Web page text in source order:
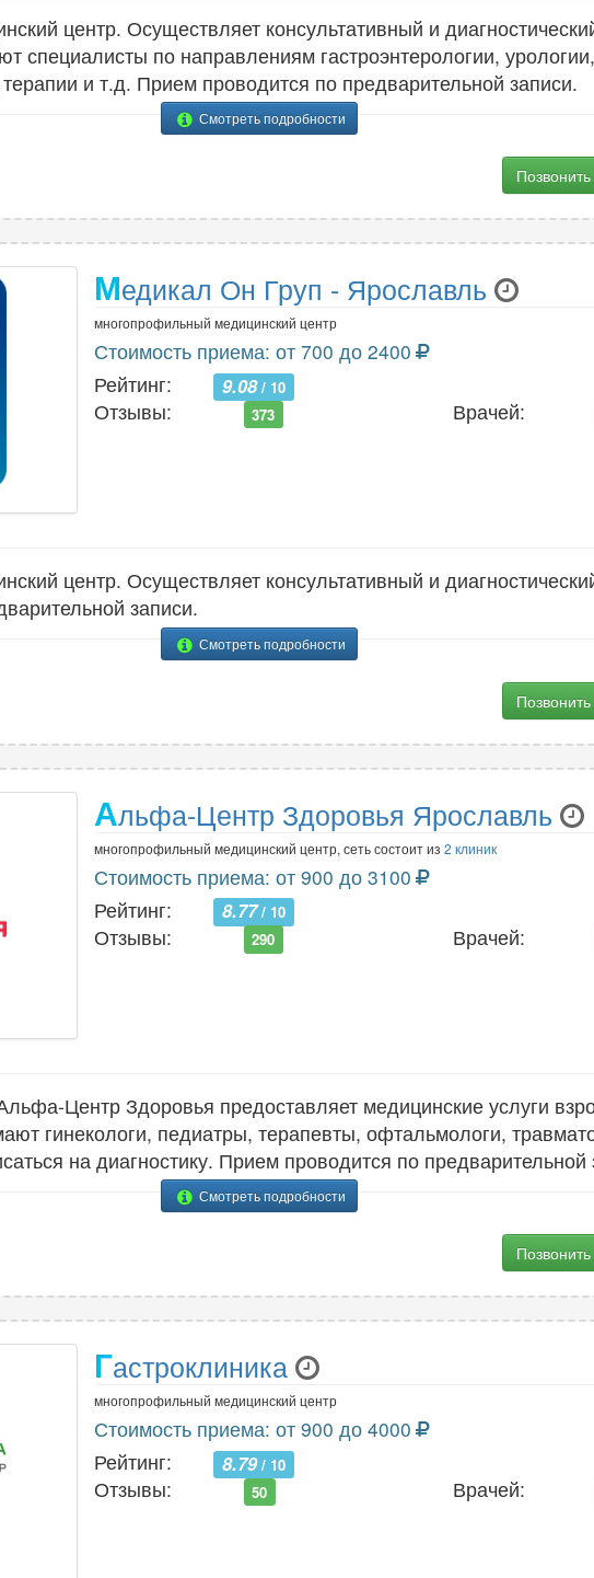
центр. Осуществляет консультативный и
специалисты по направлениям гастроэнтерологии,
и т.д. Прием проводится по предварительной записи.
Смотреть подробности
Медикал Он Груп - Ярославль
многопрофильный медицинский центр
Стоимость приема: от 700 до 2400
Рейтинг:
9.08/ 10
Отзывы: 373 Врачей:
центр. Осуществляет консультативный и
записи.
Смотреть подробности
Альфа-Центр Здоровья Ярославль
многопрофильный медицинский центр, сеть состоит из 2 клиник
Стоимость приема: от 900 до 3100
Рейтинг:
8.77/ 10
Отзывы: 290 Врачей:
Центр Здоровья предоставляет медицинские услуги
гинекологи, педиатры, терапевты, офтальмологи,
на диагностику. Прием проводится по предварительной
Смотреть подробности
Гастроклиника
многопрофильный медицинский центр
Стоимость приема: от 900 до 4000
Рейтинг:
8.79/ 10
Отзывы: 50 Врачей: